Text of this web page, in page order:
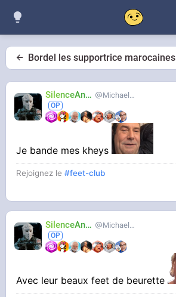
Bordel les supportrice marocaines
SilenceAnus MichaelMann
Je bande mes kheys
Rejoignez le#feet-club
SilenceAnus MichaelMann
Avec leur beaux feet de beurette